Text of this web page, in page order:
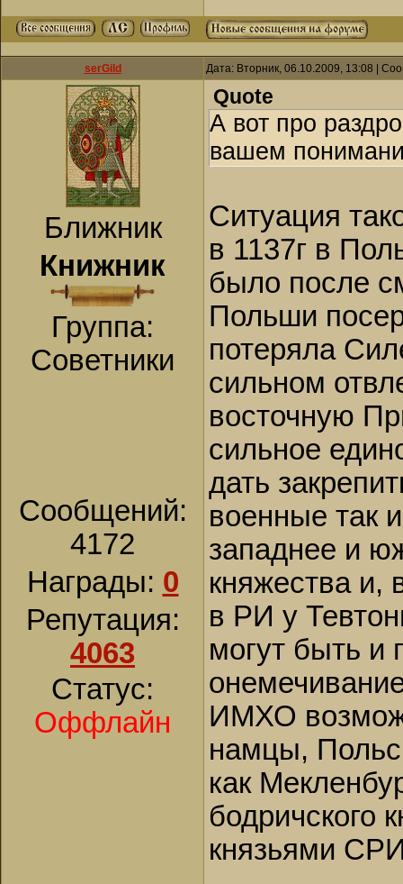
serGild Дата: Вторник, 06.10.2009, 13:08 |
Ближник
Книжник
Группа:
Советники
Сообщений:
4172
Награды: 0
Репутация:
4063
Статус:
Оффлайн
Quote
А вот про
вашем
Ситуация
в 1137г в
было после
Польши
потеряла
сильном
восточную
сильное
дать
военные так
западнее и
княжества и,
в РИ у
могут быть и
ИМХО
намцы,
как
бодричского
князьями